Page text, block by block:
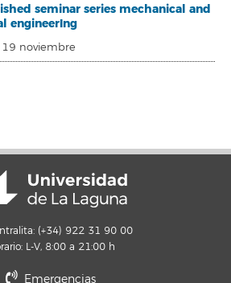
seminar series mechanical and
engineerIng
19 noviembre
(+34) 922 31 90 00
L-V, 8:00 a 21:00 h
Emergencias